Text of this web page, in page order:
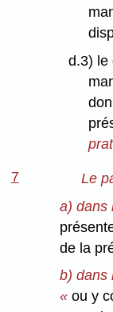
d.3) le
7
Le
a) dans
de la
b) dans
«ou y